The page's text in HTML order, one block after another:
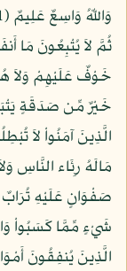
ثُمَّ لاَ يُتْبِعُونَ مَا
الَّذِينَ آمَنُواْ لاَ
مَالَهُ رِئَاء النَّاسِ
صَفْوَانٍ عَلَيْهِ
الَّذِينَ يُنفِقُونَ